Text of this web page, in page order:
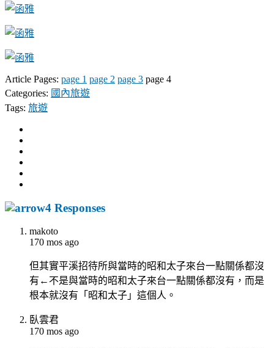
Article Pages: page 1 page 2 page 3 page 4
Categories: 國內旅遊
Tags: 旅遊
4 Responses
makoto
170 mos ago
但其實平溪招待所與當時的昭和太子來台一點關係都沒
有←不是與當時的昭和太子來台一點關係都沒有，而是
根本就沒有「昭和太子」這個人。
臥雲君
170 mos ago